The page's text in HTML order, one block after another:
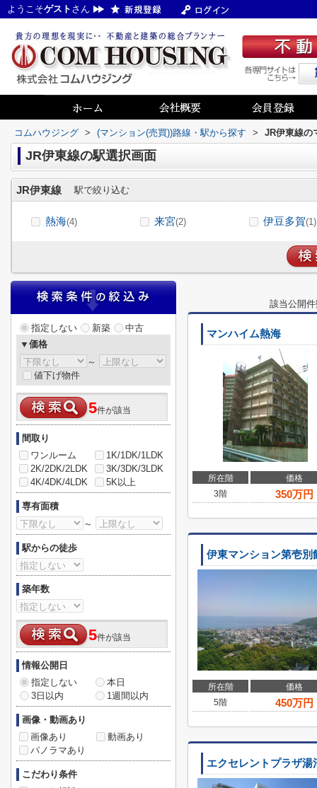
ようこそゲスト さん
コムハウジング > (マンション(売買))路線・駅から探す > JR伊東線の
JR伊東線の駅選択画面
JR伊東線 駅で絞り込む
熱海(4) 来宮(2) 伊豆多賀(1)
該当公開
マンハイム熱海
所在階
価格
3階
350万円
伊東マンション第壱別
所在階
価格
5階
450万円
エクセレントプラザ湯
指定しない 新築
中古
▼価格
～
値下げ物件
5件が該当
間取り
ワンルーム
1K/1DK/1LDK
2K/2DK/2LDK
3K/3DK/3LDK
4K/4DK/4LDK
5K以上
専有面積
～
駅からの徒歩
築年数
5件が該当
情報公開日
指定しない
本日
3日以内
1週間以内
画像・動画あり
画像あり
動画あり
パノラマあり
こだわり条件